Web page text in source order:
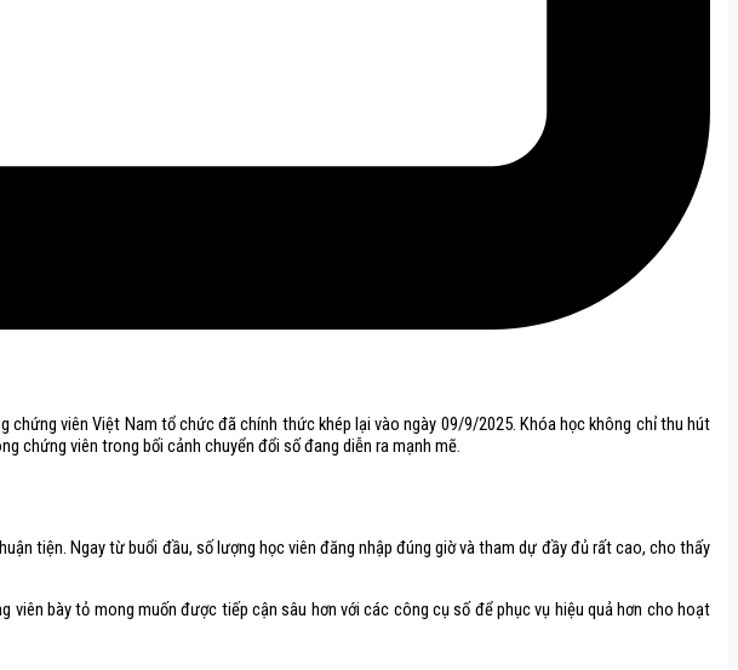
viên Việt Nam tổ chức đã chính thức khép lại vào ngày 09/9/2025. Khóa học không chỉ thu hút
chứng viên trong bối cảnh chuyển đổi số đang diễn ra mạnh mẽ.
tiện. Ngay từ buổi đầu, số lượng học viên đăng nhập đúng giờ và tham dự đầy đủ rất cao, cho thấy
bày tỏ mong muốn được tiếp cận sâu hơn với các công cụ số để phục vụ hiệu quả hơn cho hoạt